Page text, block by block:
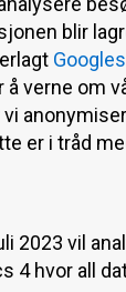
blir
å verne om
er i tråd
2023 vil
4 hvor all